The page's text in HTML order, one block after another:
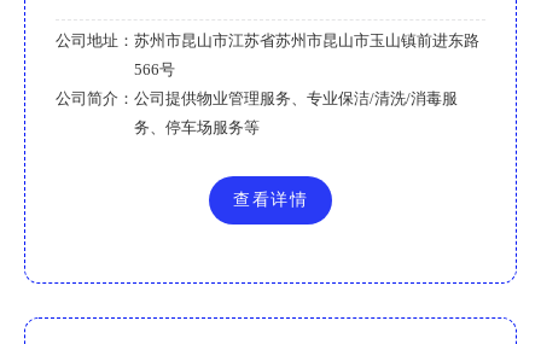
公司地址： 苏州市昆山市江苏省苏州市昆山市玉山镇前进东路
566号
公司简介： 公司提供物业管理服务、专业保洁/清洗/消毒服
务、停车场服务等
查看详情